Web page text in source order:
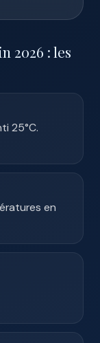
2026 : les
25°C.
en